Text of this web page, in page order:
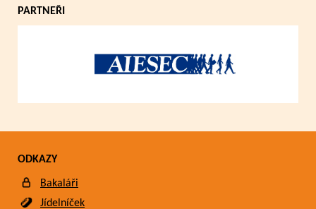
PARTNEŘI
ODKAZY
Bakaláři
Jídelníček